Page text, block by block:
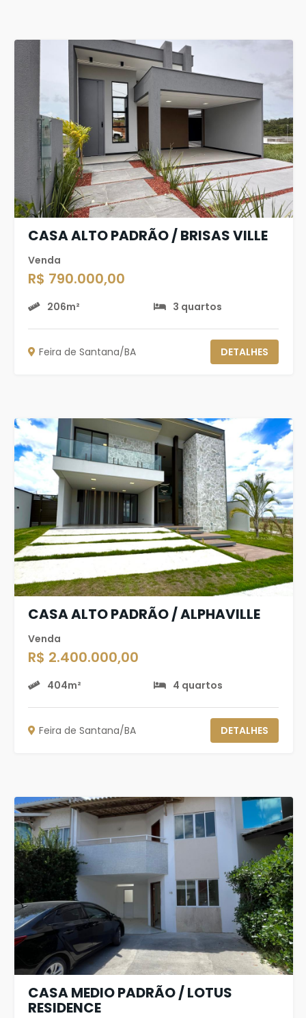
CASA ALTO PADRÃO / BRISAS VILLE
Venda
R$ 790.000,00
206m² 3 quartos
Feira de Santana/BA DETALHES
CASA ALTO PADRÃO / ALPHAVILLE
Venda
R$ 2.400.000,00
404m² 4 quartos
Feira de Santana/BA DETALHES
CASA MEDIO PADRÃO / LOTUS
RESIDENCE